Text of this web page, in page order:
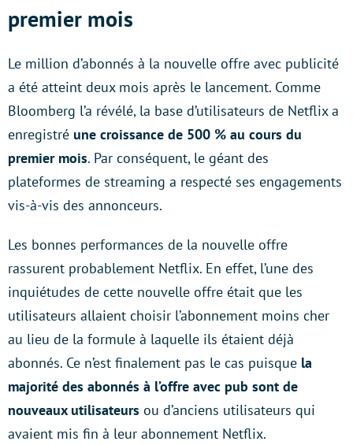
premier mois
Le million d’abonnés à la nouvelle offre avec publicité
a été atteint deux mois après le lancement. Comme
Bloomberg l’a révélé, la base d’utilisateurs de Netflix a
enregistré une croissance de 500 % au cours du
premier mois. Par conséquent, le géant des
plateformes de streaming a respecté ses engagements
vis-à-vis des annonceurs.
Les bonnes performances de la nouvelle offre
rassurent probablement Netflix. En effet, l’une des
inquiétudes de cette nouvelle offre était que les
utilisateurs allaient choisir l’abonnement moins cher
au lieu de la formule à laquelle ils étaient déjà
abonnés. Ce n’est finalement pas le cas puisque la
majorité des abonnés à l’offre avec pub sont de
nouveaux utilisateurs ou d’anciens utilisateurs qui
avaient mis fin à leur abonnement Netflix.